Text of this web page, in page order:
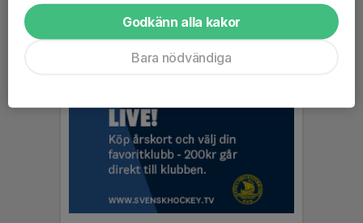
Godkänn alla kakor
Bara nödvändiga